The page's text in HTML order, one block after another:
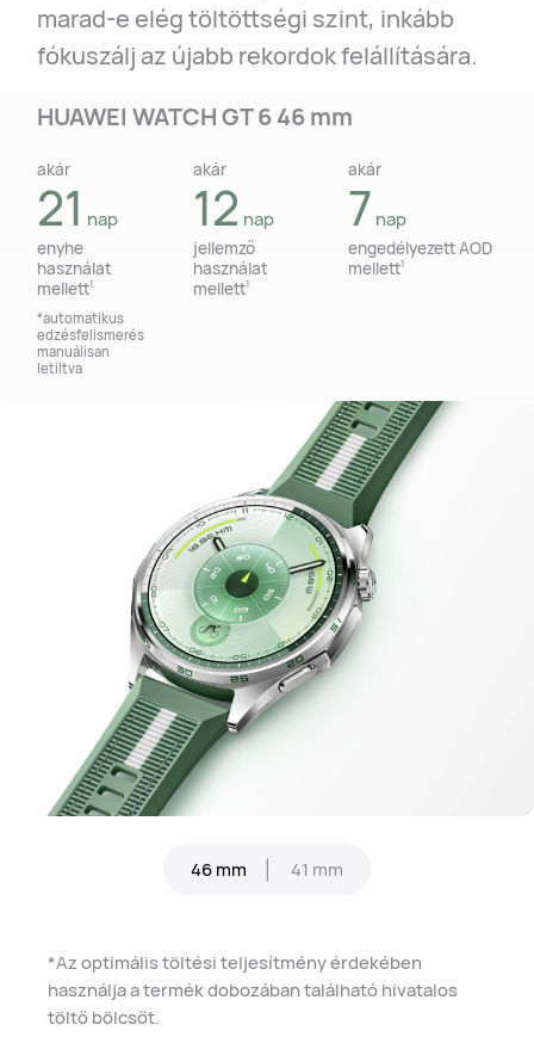
marad-e elég töltöttségi szint, inkább
fókuszálj az újabb rekordok felállítására.
HUAWEI WATCH GT 6 46 mm
akár
21 nap
enyhe
használat
mellett1
*automatikus
edzésfelismerés
manuálisan
letiltva
akár
12 nap
jellemző
használat
mellett1
akár
7 nap
engedélyezett AOD
mellett1
akár
14 nap
enyhe
használat
mellett1
*automatikus
edzésfelismerés
manuálisan
letiltva
akár
7nap
jellemző
használat
mellett1
akár
5 nap
engedélyezett AOD
mellett1
46 mm 41 mm
*Az optimális töltési teljesítmény érdekében
használja a termék dobozában található hivatalos
töltő bölcsőt.